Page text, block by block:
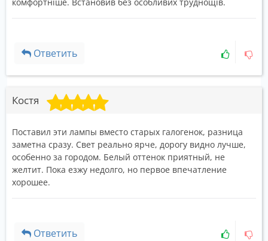
комфортніше. Встановив без особливих труднощів.
Ответить
Костя
Поставил эти лампы вместо старых галогенок, разница
заметна сразу. Свет реально ярче, дорогу видно лучше,
особенно за городом. Белый оттенок приятный, не
желтит. Пока езжу недолго, но первое впечатление
хорошее.
Ответить